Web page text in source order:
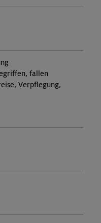
fallen
Verpflegung,